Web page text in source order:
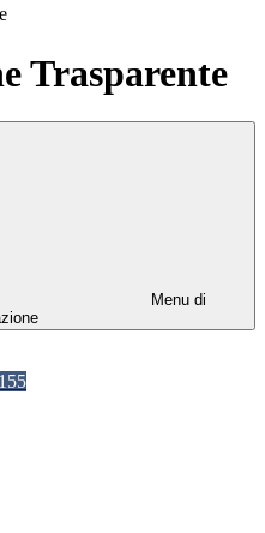
Trasparente
Menu di
155